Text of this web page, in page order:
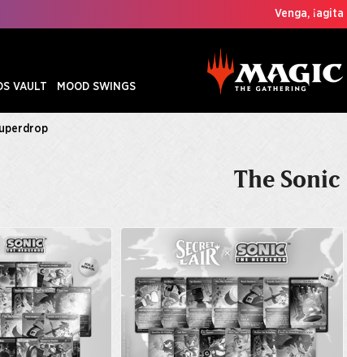
Venga,
VAULT MOOD SWINGS
The